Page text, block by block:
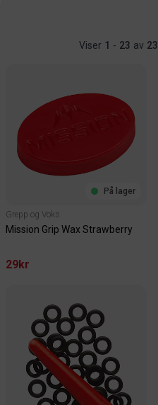
Viser 1 - 23 av 23
På lager
Grepp og Voks
Mission Grip Wax Strawberry
29kr